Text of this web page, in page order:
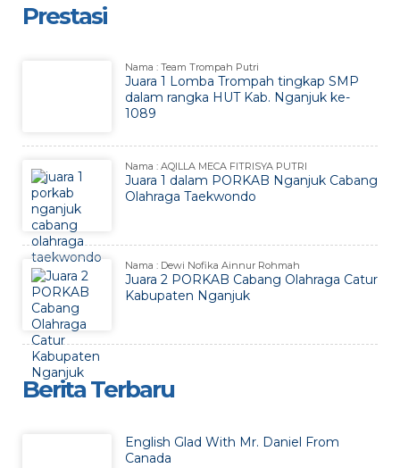
Prestasi
Nama : Team Trompah Putri
Juara 1 Lomba Trompah tingkap SMP
dalam rangka HUT Kab. Nganjuk ke-
1089
Nama : AQILLA MECA FITRISYA PUTRI
Juara 1 dalam PORKAB Nganjuk Cabang
Olahraga Taekwondo
Nama : Dewi Nofika Ainnur Rohmah
Juara 2 PORKAB Cabang Olahraga Catur
Kabupaten Nganjuk
Berita Terbaru
English Glad With Mr. Daniel From
Canada